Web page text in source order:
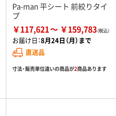
Pa-man 平シート 前絞りタイ
プ
￥117,621 ￥159,783
お届け日：8月24日（月）まで
直送品
寸法・販売単位違いの商品が2商品あります